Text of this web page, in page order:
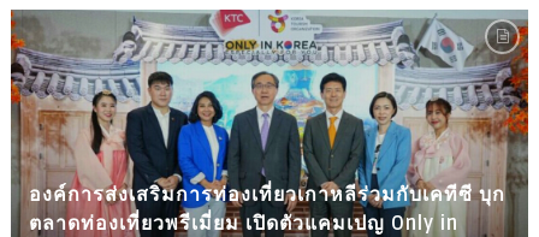
องค์การส่งเสริมการท่องเที่ยวเกาหลีร่วมกับเคทีซี บุก
ตลาดท่องเที่ยวพรีเมี่ยม เปิดตัวแคมเปญ Only in